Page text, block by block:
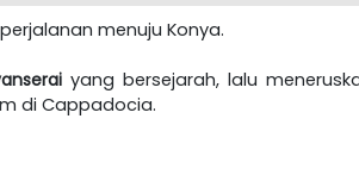
menuju Konya.
yang bersejarah, lalu
di Cappadocia.